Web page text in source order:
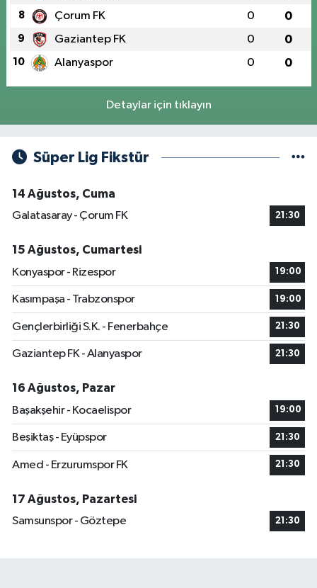
8 Çorum FK 0 0
9 Gaziantep FK 0 0
10 Alanyaspor 0 0
Detaylar için tıklayın
Süper Lig Fikstür
14 Ağustos, Cuma
Galatasaray - Çorum FK
21:30
15 Ağustos, Cumartesi
Konyaspor - Rizespor
19:00
Kasımpaşa - Trabzonspor 19:00
Gençlerbirliği S.K. - Fenerbahçe 21:30
Gaziantep FK - Alanyaspor 21:30
16 Ağustos, Pazar
Başakşehir - Kocaelispor
19:00
Beşiktaş - Eyüpspor 21:30
Amed - Erzurumspor FK 21:30
17 Ağustos, Pazartesi
Samsunspor - Göztepe
21:30